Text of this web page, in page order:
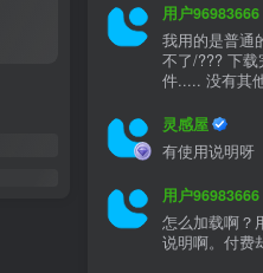
用户96983666
我用的是普通的CAD 不是
不了/??? 下载完让我选择打开插件的软
件..... 没有其
灵感屋
有使用说明呀
用户96983666
怎么加载啊？
说明啊。付费